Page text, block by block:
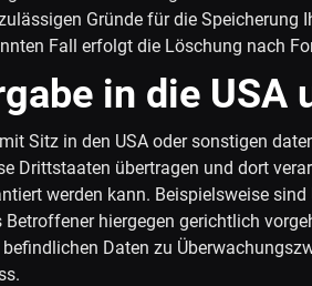
Gründe für die Speicherung
Fall erfolgt die Löschung nach
in die
Sitz in den USA oder sonstigen
Drittstaaten übertragen und dort
werden kann. Beispielsweise
hiergegen gerichtlich
Daten zu